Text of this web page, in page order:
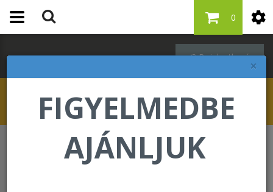
×
FIGYELMEDBE
AJÁNLJUK
Bejelentkezés
0
Egységcsomagok
Start Your Journey Pak - Best Sellers C9 Vanilla